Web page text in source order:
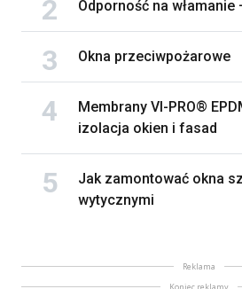
Odporność na włamanie
Okna przeciwpożarowe
Membrany VI-PRO®
izolacja okien i fasad
Jak zamontować okna
wytycznymi
Reklama